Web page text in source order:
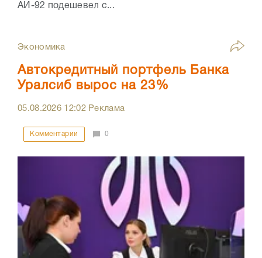
АИ-92 подешевел с...
Экономика
Автокредитный портфель Банка
Уралсиб вырос на 23%
05.08.2026 12:02Реклама
Комментарии 0